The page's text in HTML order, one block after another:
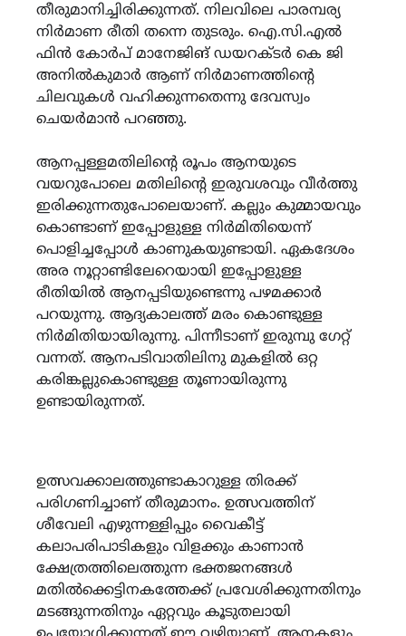
തീരുമാനിച്ചിരിക്കുന്നത്. നിലവിലെ പാരമ്പര്യ
നിർമാണ രീതി തന്നെ തുടരും. ഐ.സി.എൽ
ഫിൻ കോർപ് മാനേജിങ് ഡയറക്ടർ കെ ജി
അനിൽകുമാർ ആണ് നിർമാണത്തിന്റെ
ചിലവുകൾ വഹിക്കുന്നതെന്നു ദേവസ്വം
ചെയർമാൻ പറഞ്ഞു.
ആനപ്പള്ളമതിലിന്റെ രൂപം ആനയുടെ
വയറുപോലെ മതിലിന്റെ ഇരുവശവും വീർത്തു
ഇരിക്കുന്നതുപോലെയാണ്. കല്ലും കുമ്മായവും
കൊണ്ടാണ് ഇപ്പോളുള്ള നിർമിതിയെന്ന്
പൊളിച്ചപ്പോൾ കാണുകയുണ്ടായി. ഏകദേശം
അര നൂറ്റാണ്ടിലേറെയായി ഇപ്പോളുള്ള
രീതിയിൽ ആനപ്പടിയുണ്ടെന്നു പഴമക്കാർ
പറയുന്നു. ആദ്യകാലത്ത് മരം കൊണ്ടുള്ള
നിർമിതിയായിരുന്നു. പിന്നീടാണ് ഇരുമ്പു ഗേറ്റ്
വന്നത്. ആനപടിവാതിലിനു മുകളിൽ ഒറ്റ
കരിങ്കല്ലുകൊണ്ടുള്ള തൂണായിരുന്നു
ഉണ്ടായിരുന്നത്.
ഉത്സവക്കാലത്തുണ്ടാകാറുള്ള തിരക്ക്‌
പരിഗണിച്ചാണ് തീരുമാനം. ഉത്സവത്തിന്‌
ശീവേലി എഴുന്നള്ളിപ്പും വൈകീട്ട്
കലാപരിപാടികളും വിളക്കും കാണാൻ
ക്ഷേത്രത്തിലെത്തുന്ന ഭക്തജനങ്ങൾ
മതിൽക്കെട്ടിനകത്തേക്ക് പ്രവേശിക്കുന്നതിനും
മടങ്ങുന്നതിനും ഏറ്റവും കൂടുതലായി